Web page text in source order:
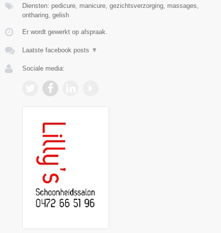
Diensten: pedicure, manicure, gezichtsverzorging, massages,
ontharing, gelish
Er wordt gewerkt op afspraak.
Laatste facebook posts ▼
Sociale media: